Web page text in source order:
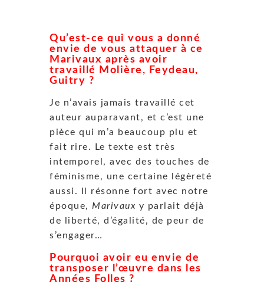
Qu’est-ce qui vous a donné
envie de vous attaquer à ce
Marivaux après avoir
travaillé Molière, Feydeau,
Guitry ?
Je n’avais jamais travaillé cet
auteur auparavant, et c’est une
pièce qui m’a beaucoup plu et
fait rire. Le texte est très
intemporel, avec des touches de
féminisme, une certaine légèreté
aussi. Il résonne fort avec notre
époque, Marivaux y parlait déjà
de liberté, d’égalité, de peur de
s’engager…
Pourquoi avoir eu envie de
transposer l’œuvre dans les
Années Folles ?